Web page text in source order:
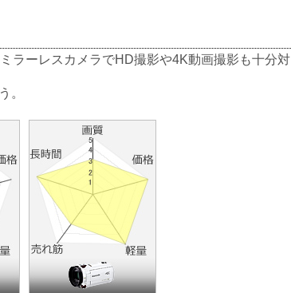
ラーレスカメラでHD撮影や4K動画撮影も十分対
。